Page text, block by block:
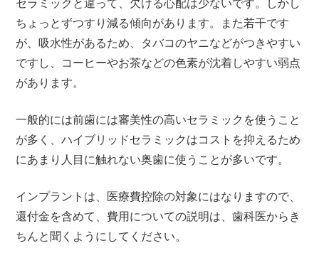
セラミックと違って、欠ける心配は少ないです。しかし
ちょっとずつすり減る傾向があります。また若干です
が、吸水性があるため、タバコのヤニなどがつきやすい
ですし、コーヒーやお茶などの色素が沈着しやすい弱点
があります。
一般的には前歯には審美性の高いセラミックを使うこと
が多く、ハイブリッドセラミックはコストを抑えるため
にあまり人目に触れない奥歯に使うことが多いです。
インプラントは、医療費控除の対象にはなりますので、
還付金を含めて、費用についての説明は、歯科医からき
ちんと聞くようにしてください。